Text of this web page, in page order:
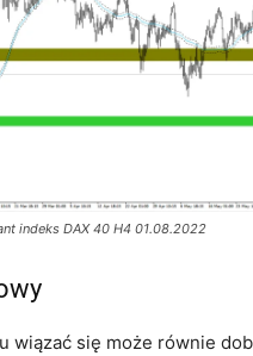
indeks DAX 40 H4 01.08.2022
wiązać się może równie